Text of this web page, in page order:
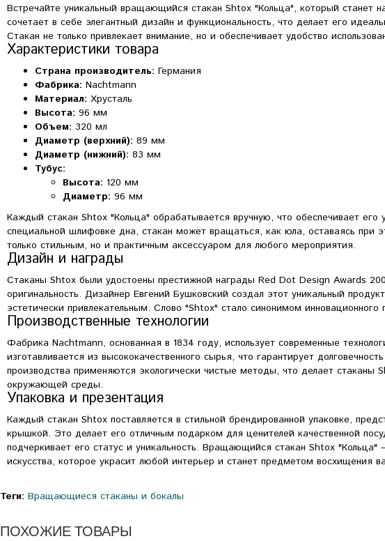
Встречайте уникальный вращающийся стакан Shtox "Кольца", который станет
сочетает в себе элегантный дизайн и функциональность, что делает его
Стакан не только привлекает внимание, но и обеспечивает удобство
Характеристики товара
Страна производитель: Германия
Фабрика: Nachtmann
Материал: Хрусталь
Высота: 96 мм
Объем: 320 мл
Диаметр (верхний): 89 мм
Диаметр (нижний): 83 мм
Тубус:
Высота: 120 мм
Диаметр: 96 мм
Каждый стакан Shtox "Кольца" обрабатывается вручную, что обеспечивает его
специальной шлифовке дна, стакан может вращаться, как юла, оставаясь при
только стильным, но и практичным аксессуаром для любого мероприятия.
Дизайн и награды
Стаканы Shtox были удостоены престижной награды Red Dot Design Awards
оригинальность. Дизайнер Евгений Бушковский создал этот уникальный
эстетически привлекательным. Слово "Shtox" стало синонимом
Производственные технологии
Фабрика Nachtmann, основанная в 1834 году, использует современные
изготавливается из высококачественного сырья, что гарантирует
производства применяются экологически чистые методы, что делает
окружающей среды.
Упаковка и презентация
Каждый стакан Shtox поставляется в стильной брендированной упаковке,
крышкой. Это делает его отличным подарком для ценителей качественной
подчеркивает его статус и уникальность. Вращающийся стакан Shtox
искусства, которое украсит любой интерьер и станет предметом восхищения
Теги: Вращающиеся стаканы и бокалы
ПОХОЖИЕ ТОВАРЫ